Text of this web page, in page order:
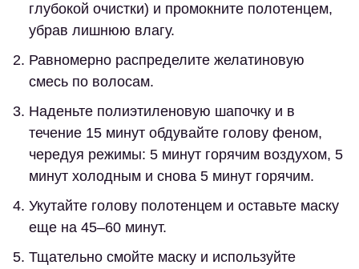
глубокой очистки) и промокните полотенцем,
убрав лишнюю влагу.
Равномерно распределите желатиновую
смесь по волосам.
Наденьте полиэтиленовую шапочку и в
течение 15 минут обдувайте голову феном,
чередуя режимы: 5 минут горячим воздухом, 5
минут холодным и снова 5 минут горячим.
Укутайте голову полотенцем и оставьте маску
еще на 45–60 минут.
Тщательно смойте маску и используйте